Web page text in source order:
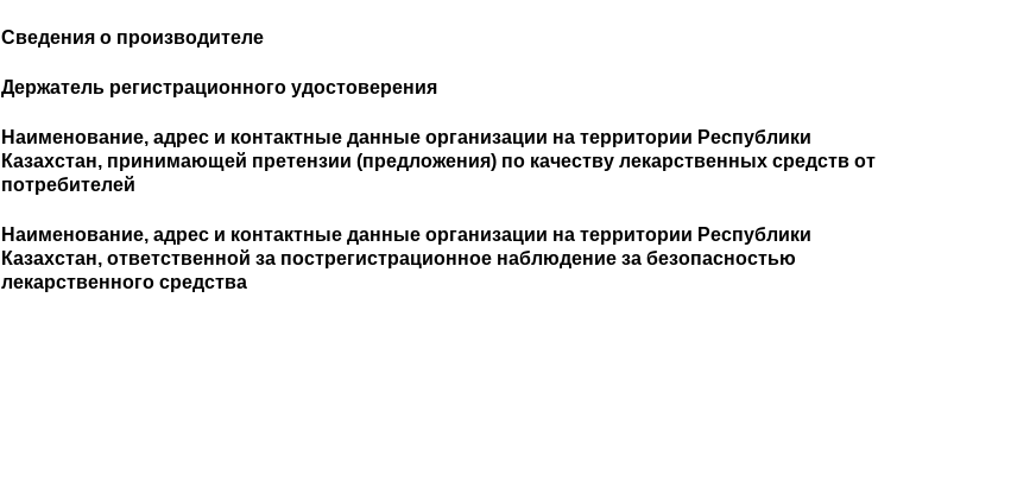
Взаимодействия с другими лекарственными препаратами
Специальные предупреждения
Метод и путь введения
Описание внешнего вида, запаха, вкуса
Сведения о производителе
Держатель регистрационного удостоверения
Наименование, адрес и контактные данные организации на территории Республики
Казахстан, принимающей претензии (предложения) по качеству лекарственных средств от
потребителей
Наименование, адрес и контактные данные организации на территории Республики
Казахстан, ответственной за пострегистрационное наблюдение за безопасностью
лекарственного средства